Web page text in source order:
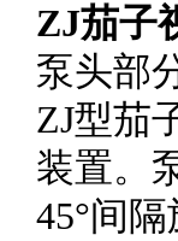
ZJ茄子
泵头部
ZJ型茄
装置
45°间